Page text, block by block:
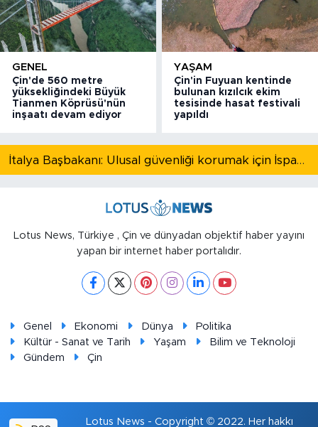
GENEL
Çin'de 560 metre
yüksekliğindeki Büyük
Tianmen Köprüsü'nün
inşaatı devam ediyor
YAŞAM
Çin'in Fuyuan kentinde
bulunan kızılcık ekim
tesisinde hasat festivali
yapıldı
İtalya Başbakanı: Ulusal güvenliği korumak için İspanya ile Schengen kapsamındaki serbest dolaşımı askıya alıyoruz
Lotus News, Türkiye , Çin ve dünyadan objektif haber yayını
yapan bir internet haber portalıdır.
Genel Ekonomi Dünya
Politika
Kültür - Sanat ve Tarih
Yaşam
Bilim ve Teknoloji
Gündem
Çin
Lotus News - Copyright © 2022. Her hakkı